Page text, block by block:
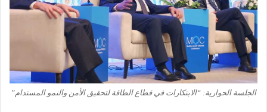
الجلسة الحوارية: “الابتكارات في قطاع الطاقة لتحقيق الأمن والنمو المستدام”